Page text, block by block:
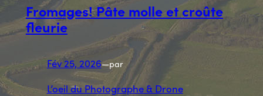
Fromages! Pâte molle et croûte
fleurie
Fév 25, 2026—par
L’oeil du Photographe & Drone